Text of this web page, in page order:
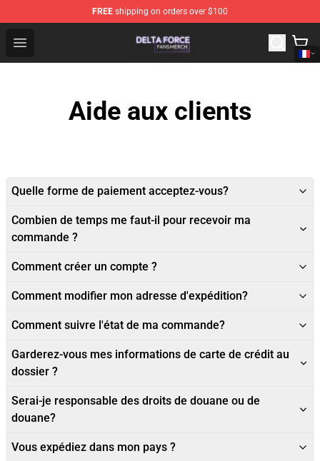
FREE shipping on orders over $100
Open menu
Delta Force Shop - Official Delta Force Merchandise
Aide aux clients
Quelle forme de paiement acceptez-vous?
Combien de temps me faut-il pour recevoir ma
commande ?
Comment créer un compte ?
Comment modifier mon adresse d'expédition?
Comment suivre l'état de ma commande?
Garderez-vous mes informations de carte de crédit au
dossier ?
Serai-je responsable des droits de douane ou de
douane?
Vous expédiez dans mon pays ?